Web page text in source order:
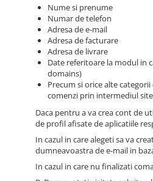
Nume si prenume
Numar de telefon
Adresa de e-mail
Adresa de facturare
Adresa de livrare
Date referitoare la modul in
domains)
Precum si orice alte
comenzi prin intermediul
Daca pentru a va crea cont de
de profil afisate de aplicatiile
In cazul in care alegeti sa va
dumneavoastra de e-mail in
In cazul in care nu finalizati